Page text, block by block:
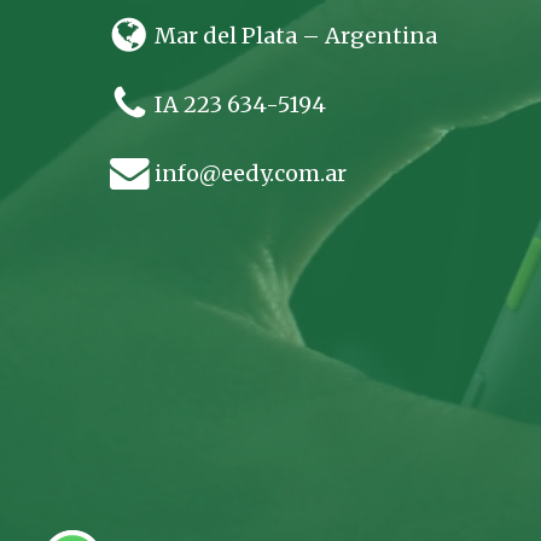
Mar del Plata – Argentina
IA 223 634-5194
info@eedy.com.ar